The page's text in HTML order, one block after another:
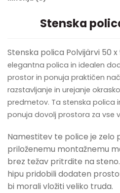
Stenska
Stenska polica Polvijärvi 50
elegantna polica in idealen
prostor in ponuja praktičen
razstavljanje in urejanje
predmetov. Ta stenska polica
ponuja dovolj prostora za vse
Namestitev te police je zelo
priloženemu montažnemu
brez težav pritrdite na
hipu pridobili dodaten
bi morali vložiti veliko truda.